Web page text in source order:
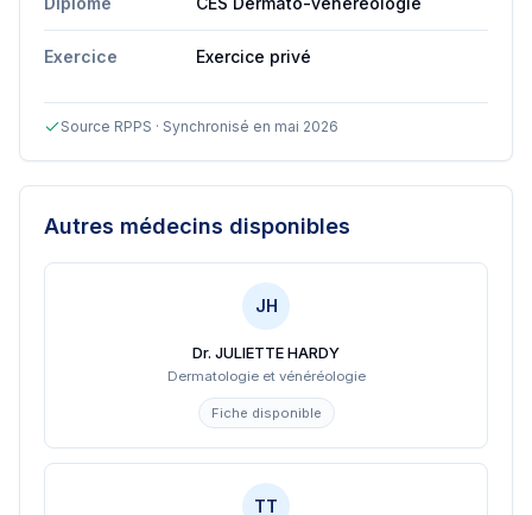
Exercice Exercice privé
Source RPPS · Synchronisé en mai 2026
Autres médecins disponibles
JH
Dr. JULIETTE HARDY
Dermatologie et vénéréologie
Fiche disponible
TT